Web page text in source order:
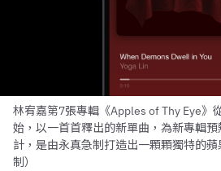
林宥嘉第7張專輯《Apples of Thy Eye》
始，以一首首釋出的新單曲，為新專輯
計，是由永真急制打造出一顆顆獨特的
制）